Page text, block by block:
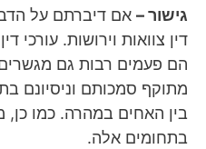
גישור – אם דיברתם על
דין צוואות וירושות. עורכי
הם פעמים רבות גם
מתוקף סמכותם וניסיונם
בין האחים במהרה. כמו כן,
בתחומים אלה.